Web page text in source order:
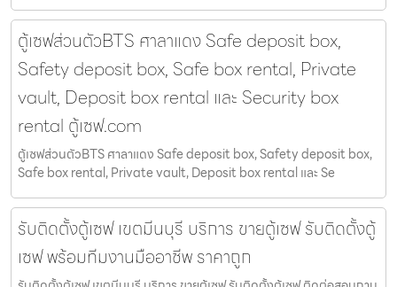
ตู้เซฟส่วนตัวBTS ศาลาแดง Safe deposit box,
Safety deposit box, Safe box rental, Private
vault, Deposit box rental และ Security box
rental ตู้เซฟ.com
ตู้เซฟส่วนตัวBTS ศาลาแดง Safe deposit box, Safety deposit box,
Safe box rental, Private vault, Deposit box rental และ Se
รับติดตั้งตู้เซฟ เขตมีนบุรี บริการ ขายตู้เซฟ รับติดตั้งตู้
เซฟ พร้อมทีมงานมืออาชีพ ราคาถูก